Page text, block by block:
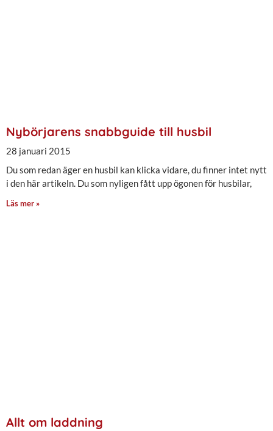
Nybörjarens snabbguide till husbil
28 januari 2015
Du som redan äger en husbil kan klicka vidare, du finner intet nytt
i den här artikeln. Du som nyligen fått upp ögonen för husbilar,
Läs mer »
Allt om laddning